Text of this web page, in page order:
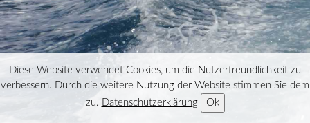
Diese Website verwendet Cookies, um die Nutzerfreundlichkeit zu
verbessern. Durch die weitere Nutzung der Website stimmen Sie dem
zu. Datenschutzerklärung Ok